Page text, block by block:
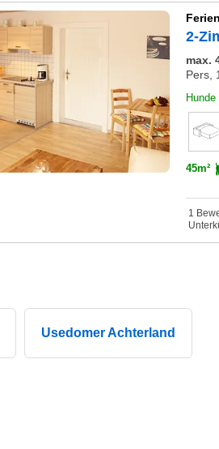
2-
max.
Pers,
45m²
1
Usedomer Achterland